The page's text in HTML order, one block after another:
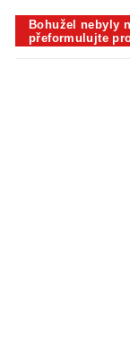
Bohužel nebyly
přeformulujte